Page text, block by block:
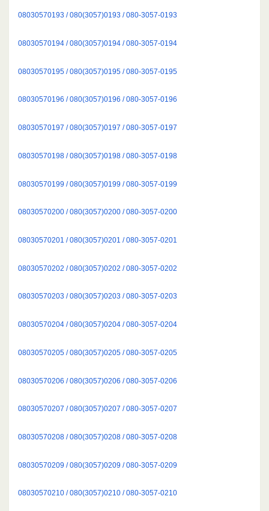
08030570193 / 080(3057)0193 / 080-3057-0193
08030570194 / 080(3057)0194 / 080-3057-0194
08030570195 / 080(3057)0195 / 080-3057-0195
08030570196 / 080(3057)0196 / 080-3057-0196
08030570197 / 080(3057)0197 / 080-3057-0197
08030570198 / 080(3057)0198 / 080-3057-0198
08030570199 / 080(3057)0199 / 080-3057-0199
08030570200 / 080(3057)0200 / 080-3057-0200
08030570201 / 080(3057)0201 / 080-3057-0201
08030570202 / 080(3057)0202 / 080-3057-0202
08030570203 / 080(3057)0203 / 080-3057-0203
08030570204 / 080(3057)0204 / 080-3057-0204
08030570205 / 080(3057)0205 / 080-3057-0205
08030570206 / 080(3057)0206 / 080-3057-0206
08030570207 / 080(3057)0207 / 080-3057-0207
08030570208 / 080(3057)0208 / 080-3057-0208
08030570209 / 080(3057)0209 / 080-3057-0209
08030570210 / 080(3057)0210 / 080-3057-0210